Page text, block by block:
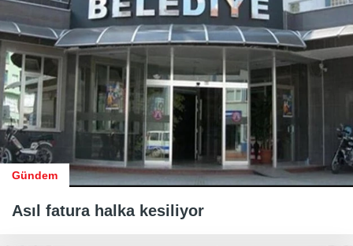
Gündem
Asıl fatura halka kesiliyor